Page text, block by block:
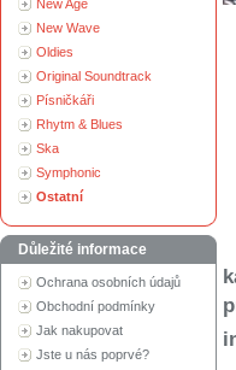
New Age
New Wave
Oldies
Original Soundtrack
Písničkáři
Rhytm & Blues
Ska
Symphonic
Ostatní
Důležité informace
Ochrana osobních údajů
Obchodní podmínky
Jak nakupovat
Jste u nás poprvé?